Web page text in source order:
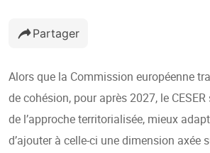
Partager
Alors que la Commission européenne
de cohésion, pour après 2027, le
de l’approche territorialisée, mieux
d’ajouter à celle-ci une dimension